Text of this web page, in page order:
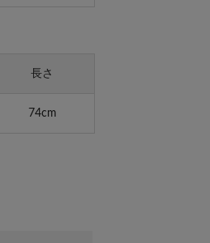
長さ
74cm